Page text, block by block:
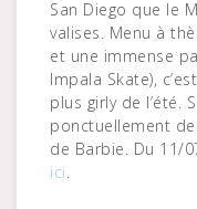
San Diego que le
valises. Menu à
et une immense
Impala Skate),
plus girly de l’été.
ponctuellement
de Barbie. Du 11/
ici.